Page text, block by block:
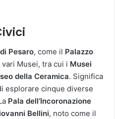
Pesaro, come il Palazzo
Musei, tra cui i Musei
della Ceramica. Significa
esplorare cinque diverse
Pala dell’Incoronazione
Bellini, noto come il